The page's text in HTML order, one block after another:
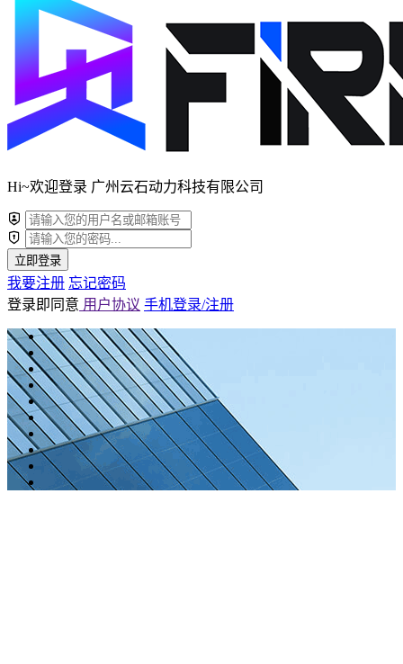
Hi~欢迎登录 广州云石动力科技有限公司
立即登录
我要注册 忘记密码
登录即同意 用户协议 手机登录/注册